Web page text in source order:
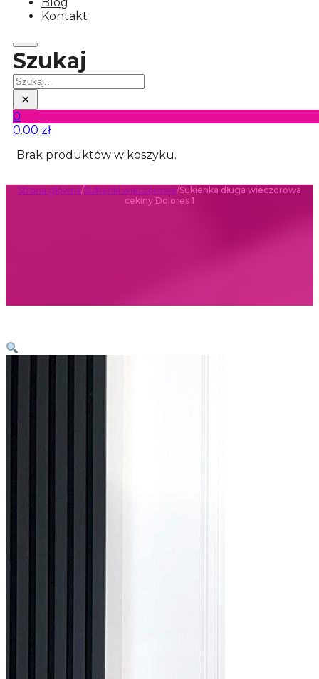
Kontakt
Szukaj
Szukaj
×
0
0.00 zł
Brak produktów w koszyku.
Strona główna/Sukienki wieczorowe/Sukienka długa wieczorowa
cekiny Dolores 1